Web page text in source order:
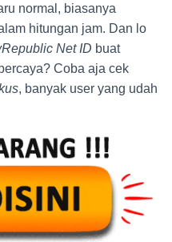
normal, biasanya
hitungan jam. Dan lo
Net ID buat
Coba aja cek
, banyak user yang udah